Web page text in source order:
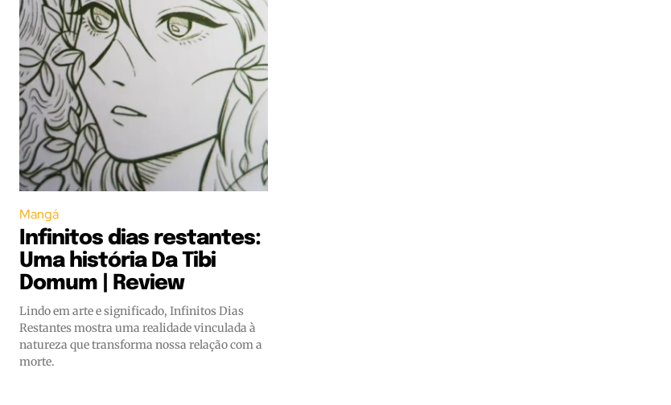
Mangá
Infinitos dias restantes:
Uma história Da Tibi
Domum | Review
Lindo em arte e significado, Infinitos Dias
Restantes mostra uma realidade vinculada à
natureza que transforma nossa relação com a
morte.